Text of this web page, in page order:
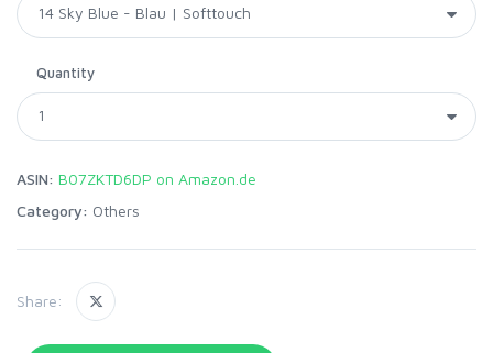
Quantity
ASIN: B07ZKTD6DP on Amazon.de
Category: Others
Share: